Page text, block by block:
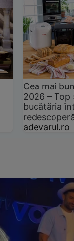
Cea mai
2026 –
bucătăria
adevarul.ro